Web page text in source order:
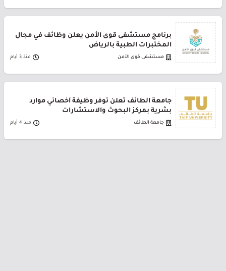
برنامج مستشفى قوى الأمن يعلن وظائف في مجال
المختبرات الطبية بالرياض
مستشفى قوى الأمن منذ 3 أيام
جامعة الطائف تعلن توفر وظيفة أخصائي موارد
بشرية بمركز البحوث والاستشارات
جامعة الطائف منذ 4 أيام